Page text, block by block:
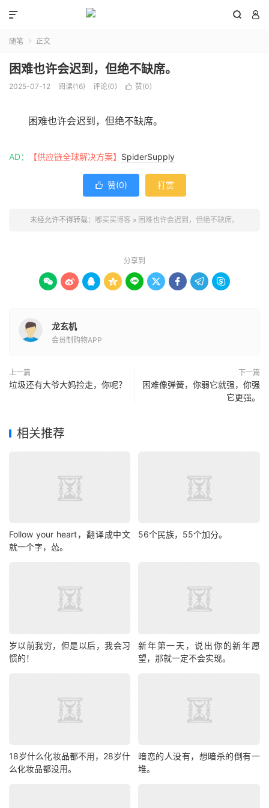
 

随笔  正文
困难也许会迟到，但绝不缺席。
2025-07-12 阅读(16) 评论(0)  赞(0)
困难也许会迟到，但绝不缺席。
AD： 【供应链全球解决方案】 SpiderSupply
 赞(0) 打赏
未经允许不得转载： 嘟买买博客 » 困难也许会迟到，但绝不缺席。
分享到
        
龙玄机
会员制购物APP
上一篇
垃圾还有大爷大妈捡走，你呢？
下一篇
困难像弹簧，你弱它就强，你强
它更强。
相关推荐
Follow your heart，翻译成中文
就一个字，怂。
56个民族，55个加分。
岁以前我穷，但是以后，我会习
惯的！
新年第一天，说出你的新年愿
望，那就一定不会实现。
18岁什么化妆品都不用，28岁什
么化妆品都没用。
暗恋的人没有，想暗杀的倒有一
堆。